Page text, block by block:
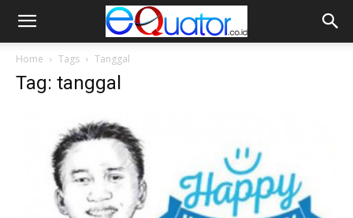
Home Tags Tanggal
Tag: tanggal